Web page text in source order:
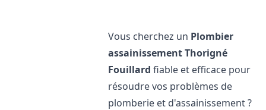
Vous cherchez un Plombier
assainissementThorigné
Fouillard fiable et efficace pour
résoudre vos problèmes de
plomberie et d'assainissement ?